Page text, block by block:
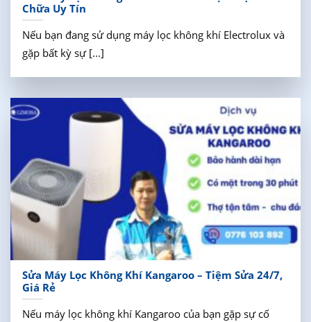
Chữa Uy Tín
Nếu bạn đang sử dụng máy lọc không khí Electrolux và
gặp bất kỳ sự [...]
Sửa Máy Lọc Không Khí Kangaroo – Tiệm Sửa 24/7,
Giá Rẻ
Nếu máy lọc không khí Kangaroo của bạn gặp sự cố